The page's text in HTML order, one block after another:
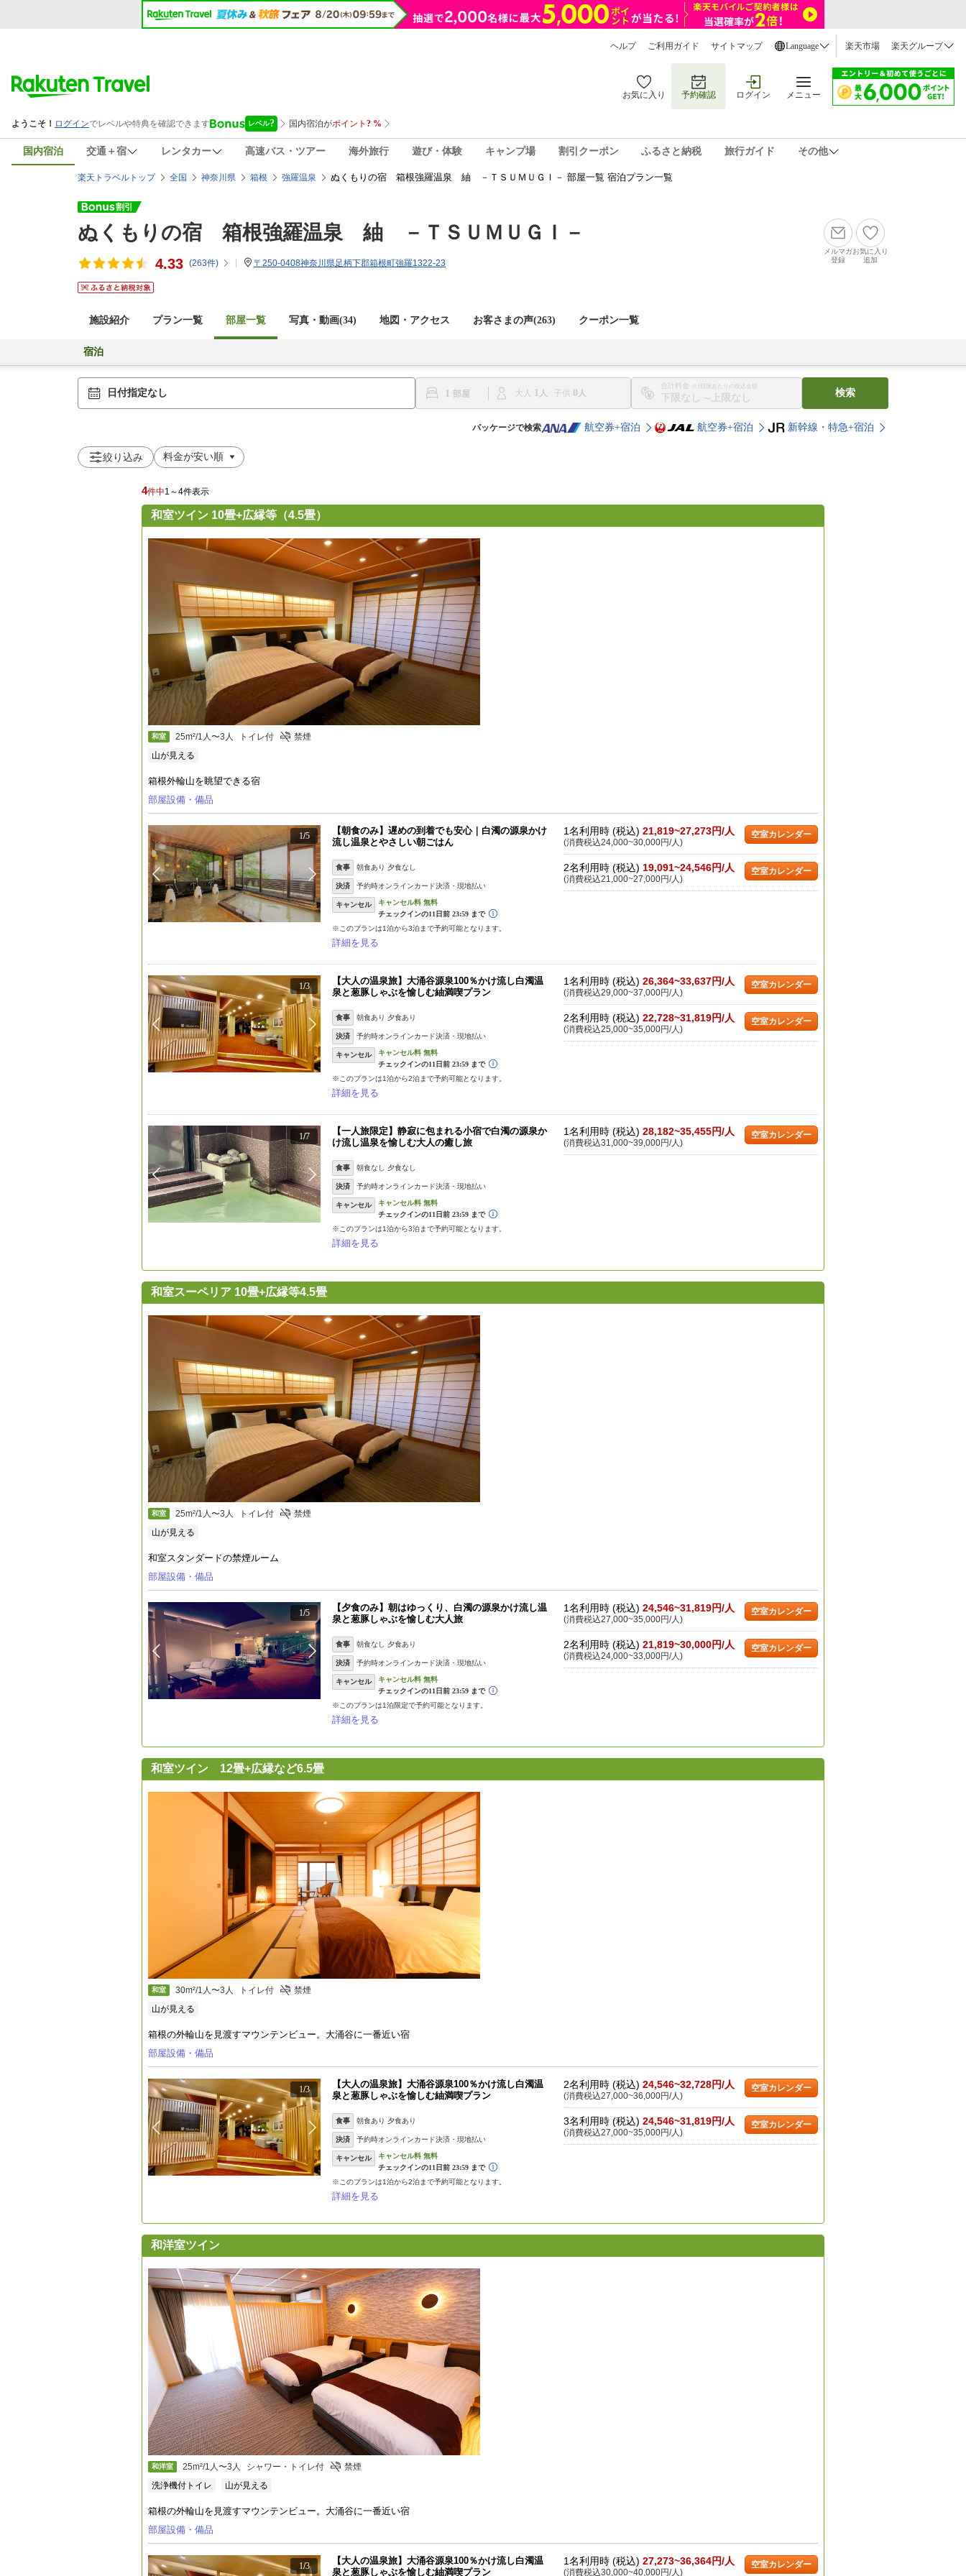
ヘルプ ご利用ガイド サイトマップ Language 楽天市場 楽天グループ
お気に入り 予約確認 ログイン メニュー
国内宿泊 交通＋宿 レンタカー 高速バス・ツアー 海外旅行 遊び・体験 キャンプ場 割引クーポン ふるさと納税 旅行ガイド その他
楽天トラベルトップ 全国 神奈川県 箱根 強羅温泉 ぬくもりの宿 箱根強羅温泉 紬 －ＴＳＵＭＵＧＩ－ 部屋一覧 宿泊プラン一覧
ぬくもりの宿 箱根強羅温泉 紬 －ＴＳＵＭＵＧＩ－
4.33 (263件) 〒250-0408神奈川県足柄下郡箱根町強羅1322-23
メルマガ
登録
お気に入り
追加
施設紹介 プラン一覧 部屋一覧 写真・動画(34) 地図・アクセス お客さまの声(263) クーポン一覧
宿泊
日付指定なし 1 大人 1 子供 0
合計料金 ※1部屋あたりの税込金額
〜
検索
パッケージで検索 航空券+宿泊 航空券+宿泊 新幹線・特急+宿泊
絞り込み
4件中1～4件表示
和室ツイン 10畳+広縁等（4.5畳）
和室 25m²/1人〜3人 トイレ付
禁煙
山が見える
箱根外輪山を眺望できる宿
部屋設備・備品
1/5
【朝食のみ】遅めの到着でも安心｜白濁の源泉かけ
流し温泉とやさしい朝ごはん
食事 朝食あり 夕食なし
決済 予約時オンラインカード決済・現地払い
キャンセル
※このプランは1泊から3泊まで予約可能となります。
詳細を見る
1名利用時 (税込) 21,819~27,273円/人
(消費税込24,000~30,000円/人)
空室カレンダー
2名利用時 (税込) 19,091~24,546円/人
(消費税込21,000~27,000円/人)
空室カレンダー
1/3
【大人の温泉旅】大涌谷源泉100％かけ流し白濁温
泉と葱豚しゃぶを愉しむ紬満喫プラン
食事 朝食あり 夕食あり
決済 予約時オンラインカード決済・現地払い
キャンセル
※このプランは1泊から2泊まで予約可能となります。
詳細を見る
1名利用時 (税込) 26,364~33,637円/人
(消費税込29,000~37,000円/人)
空室カレンダー
2名利用時 (税込) 22,728~31,819円/人
(消費税込25,000~35,000円/人)
空室カレンダー
1/7
【一人旅限定】静寂に包まれる小宿で白濁の源泉か
け流し温泉を愉しむ大人の癒し旅
食事 朝食なし 夕食なし
決済 予約時オンラインカード決済・現地払い
キャンセル
※このプランは1泊から3泊まで予約可能となります。
詳細を見る
1名利用時 (税込) 28,182~35,455円/人
(消費税込31,000~39,000円/人)
空室カレンダー
和室スーペリア 10畳+広縁等4.5畳
和室 25m²/1人〜3人 トイレ付
禁煙
山が見える
和室スタンダードの禁煙ルーム
部屋設備・備品
1/5
【夕食のみ】朝はゆっくり、白濁の源泉かけ流し温
泉と葱豚しゃぶを愉しむ大人旅
食事 朝食なし 夕食あり
決済 予約時オンラインカード決済・現地払い
キャンセル
※このプランは1泊限定で予約可能となります。
詳細を見る
1名利用時 (税込) 24,546~31,819円/人
(消費税込27,000~35,000円/人)
空室カレンダー
2名利用時 (税込) 21,819~30,000円/人
(消費税込24,000~33,000円/人)
空室カレンダー
和室ツイン 12畳+広縁など6.5畳
和室 30m²/1人〜3人 トイレ付
禁煙
山が見える
箱根の外輪山を見渡すマウンテンビュー。大涌谷に一番近い宿
部屋設備・備品
1/3
【大人の温泉旅】大涌谷源泉100％かけ流し白濁温
泉と葱豚しゃぶを愉しむ紬満喫プラン
食事 朝食あり 夕食あり
決済 予約時オンラインカード決済・現地払い
キャンセル
※このプランは1泊から2泊まで予約可能となります。
詳細を見る
2名利用時 (税込) 24,546~32,728円/人
(消費税込27,000~36,000円/人)
空室カレンダー
3名利用時 (税込) 24,546~31,819円/人
(消費税込27,000~35,000円/人)
空室カレンダー
和洋室ツイン
和洋室 25m²/1人〜3人 シャワー・トイレ付
禁煙
洗浄機付トイレ
山が見える
箱根の外輪山を見渡すマウンテンビュー。大涌谷に一番近い宿
部屋設備・備品
1/3
【大人の温泉旅】大涌谷源泉100％かけ流し白濁温
泉と葱豚しゃぶを愉しむ紬満喫プラン
1名利用時 (税込) 27,273~36,364円/人
(消費税込30,000~40,000円/人)
空室カレンダー